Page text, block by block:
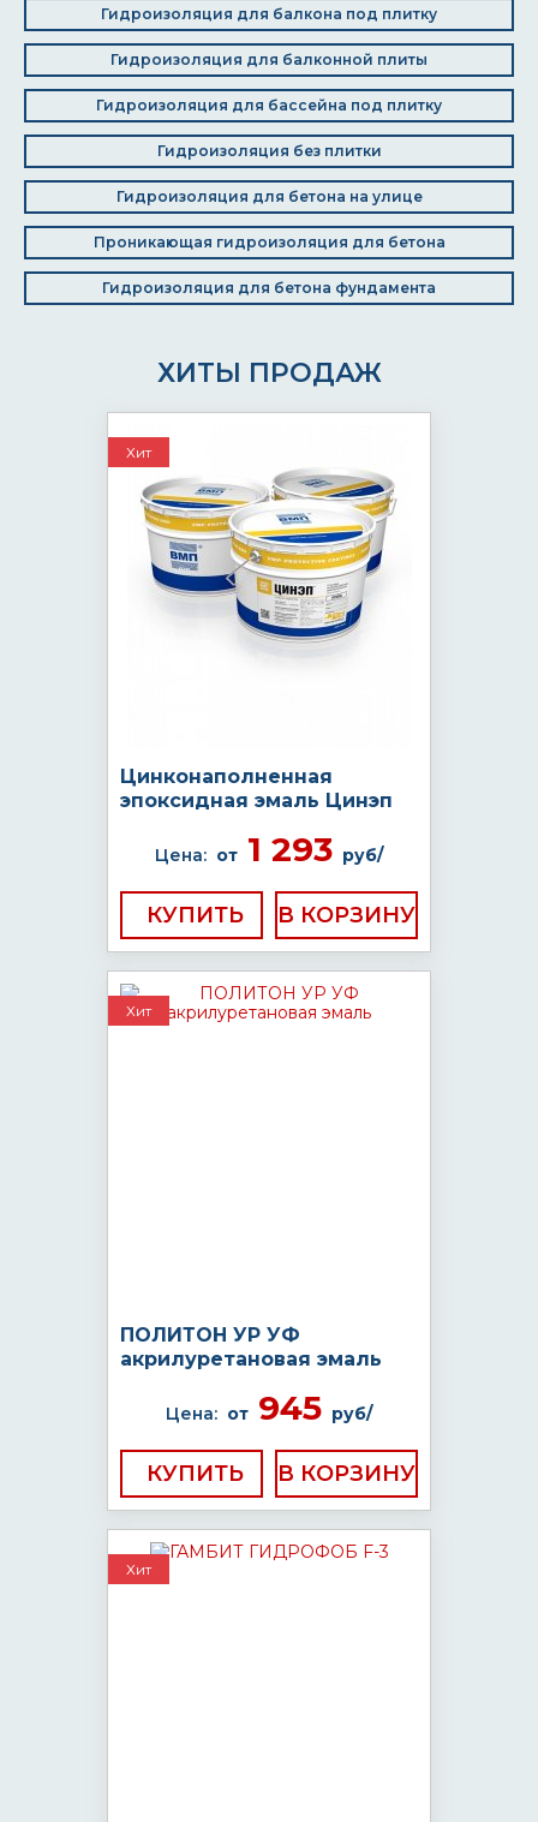
Гидроизоляция для балкона под плитку
Гидроизоляция для балконной плиты
Гидроизоляция для бассейна под плитку
Гидроизоляция без плитки
Гидроизоляция для бетона на улице
Проникающая гидроизоляция для бетона
Гидроизоляция для бетона фундамента
ХИТЫ ПРОДАЖ
Хит
Цинконаполненная
эпоксидная эмаль Цинэп
Цена: от 1 293 руб/
КУПИТЬ
Хит
ПОЛИТОН УР УФ
акрилуретановая эмаль
Цена: от 945 руб/
КУПИТЬ
Хит